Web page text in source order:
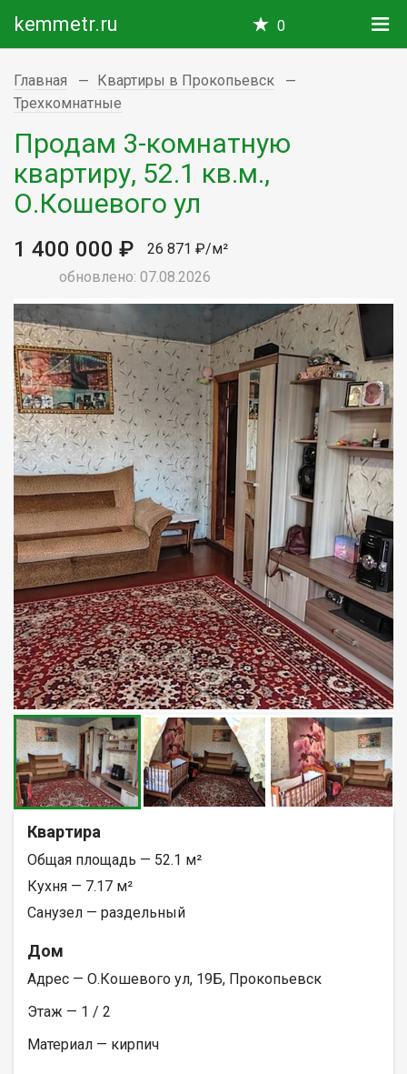
kemmetr.ru 0
Главная
Квартиры в Прокопьевск
Трехкомнатные
Продам 3-комнатную
квартиру, 52.1 кв.м.,
О.Кошевого ул
1 400 000 ₽
26 871 ₽/м²
обновлено: 07.08.2026
Квартира
Общая площадь — 52.1 м²
Кухня — 7.17 м²
Санузел — раздельный
Дом
Адрес — О.Кошевого ул, 19Б, Прокопьевск
Этаж — 1 / 2
Материал — кирпич